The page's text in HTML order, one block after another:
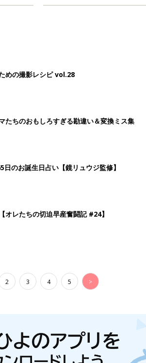
めの撮影レシピ vol.28
たちのおもしろすぎる勘違い＆変換ミス集
のお誕生日占い【鏡リュウジ監修】
オレたちの切迫早産奮闘記 #24】
2 3 4 5 >